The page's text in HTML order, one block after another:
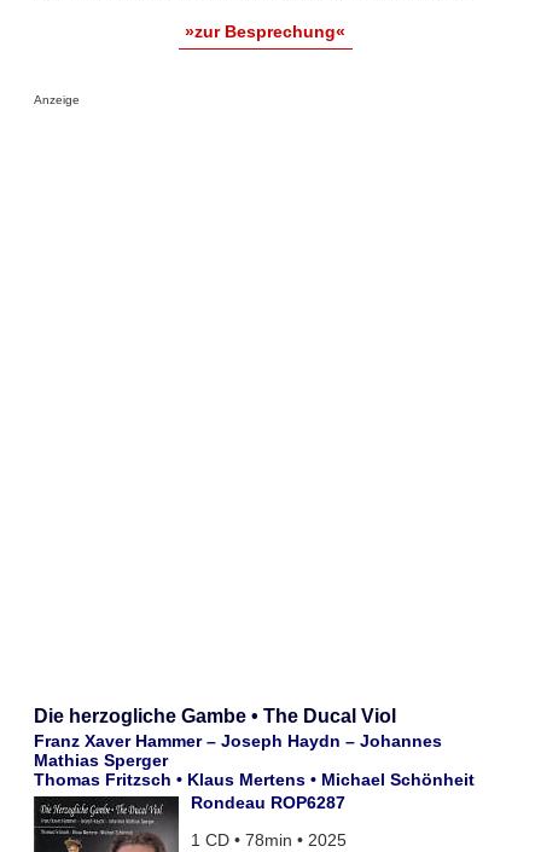
»zur Besprechung«
Anzeige
Die herzogliche Gambe • The Ducal Viol
Franz Xaver Hammer – Joseph Haydn – Johannes
Mathias Sperger
Thomas Fritzsch • Klaus Mertens • Michael Schönheit
Rondeau ROP6287
1 CD • 78min • 2025